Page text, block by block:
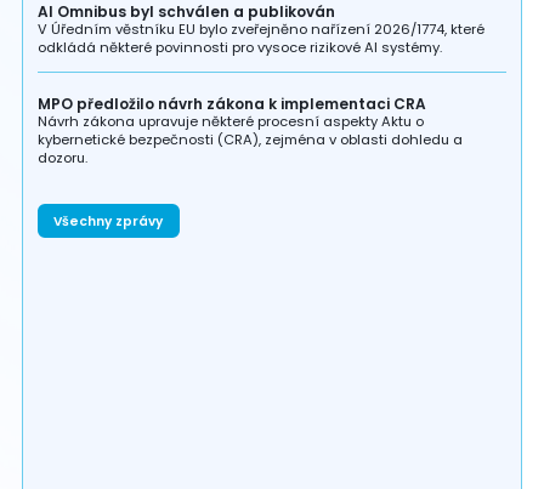
AI Omnibus byl schválen a publikován
V Úředním věstníku EU bylo zveřejněno nařízení 2026/1774, které
odkládá některé povinnosti pro vysoce rizikové AI systémy.
MPO předložilo návrh zákona k implementaci CRA
Návrh zákona upravuje některé procesní aspekty Aktu o
kybernetické bezpečnosti (CRA), zejména v oblasti dohledu a
dozoru.
Všechny zprávy